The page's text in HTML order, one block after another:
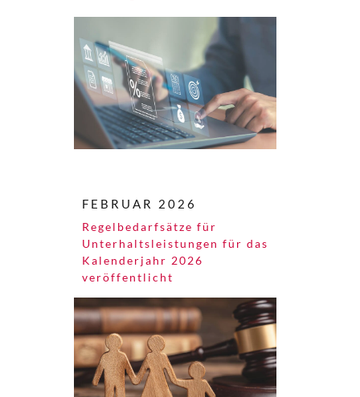
FEBRUAR 2026
Regelbedarfsätze für
Unterhaltsleistungen für das
Kalenderjahr 2026
veröffentlicht